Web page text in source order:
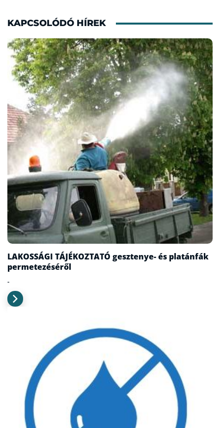
KAPCSOLÓDÓ HÍREK
LAKOSSÁGI TÁJÉKOZTATÓ gesztenye- és platánfák
permetezéséről
-